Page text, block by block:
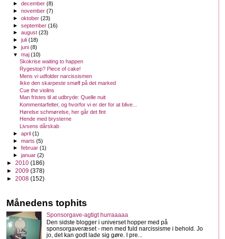
►december(8)
►november(7)
►oktober(23)
►september(16)
►august(23)
►juli(18)
►juni(8)
▼maj(10)
Skokrise waiting to happen
Rygestop? Piece of cake!
Mens vi udfolder narcissismen
Ikke den skarpeste smølf på det marked
Cue the violins
Man fristes til at udbryde: Quelle nuit
Kommentarfelter, og hvorfor vi er der for at blive...
Hørelse schmørelse, her går det fint
Hende med brysterne
Livsens dårskab
►april(1)
►marts(5)
►februar(1)
►januar(2)
► 2010 (186)
► 2009 (378)
► 2008 (152)
Månedens tophits
Sponsorgave-agtigt hurraaaaa
Den sidste blogger i universet hopper med på
sponsorgaveræset - men med fuld narcissisme i behold. Jo
jo, det kan godt lade sig gøre. I pre...